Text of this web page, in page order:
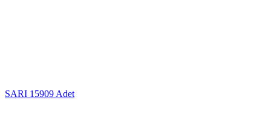
SARI 15909 Adet